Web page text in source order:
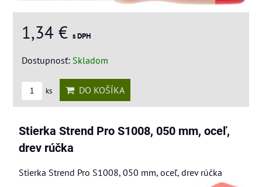
1,34 € s DPH
Dostupnosť: Skladom
ks DO KOŠÍKA
Stierka Strend Pro S1008, 050 mm, oceľ,
drev rúčka
Stierka Strend Pro S1008, 050 mm, oceľ, drev rúčka